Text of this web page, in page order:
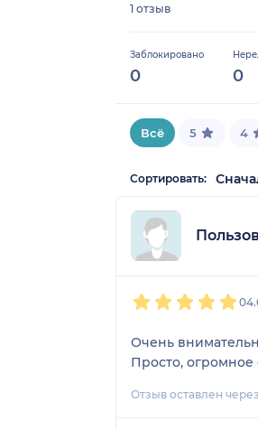
1 отзыв
Заблокировано
0 0
Всё 5 4
Сортировать:
Очень
Просто, огромное
Отзыв оставлен